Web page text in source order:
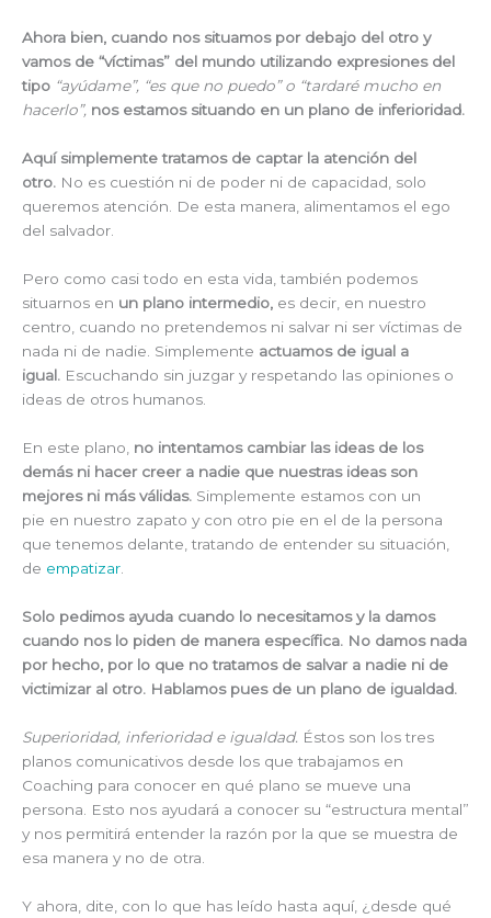
Ahora bien, cuando nos situamos por debajo del otro y
vamos de “víctimas” del mundo utilizando expresiones del
tipo “ayúdame”, “es que no puedo” o “tardaré mucho en
hacerlo”, nos estamos situando en un plano de inferioridad.
Aquí simplemente tratamos de captar la atención del
otro. No es cuestión ni de poder ni de capacidad, solo
queremos atención. De esta manera, alimentamos el ego
del salvador.
Pero como casi todo en esta vida, también podemos
situarnos en un plano intermedio, es decir, en nuestro
centro, cuando no pretendemos ni salvar ni ser víctimas de
nada ni de nadie. Simplemente actuamos de igual a
igual. Escuchando sin juzgar y respetando las opiniones o
ideas de otros humanos.
En este plano, no intentamos cambiar las ideas de los
demás ni hacer creer a nadie que nuestras ideas son
mejores ni más válidas. Simplemente estamos con un
pie en nuestro zapato y con otro pie en el de la persona
que tenemos delante, tratando de entender su situación,
de empatizar
Solo pedimos ayuda cuando lo necesitamos y la damos
cuando nos lo piden de manera específica. No damos nada
por hecho, por lo que no tratamos de salvar a nadie ni de
victimizar al otro. Hablamos pues de un plano de igualdad.
Superioridad, inferioridad e igualdad. Éstos son los tres
planos comunicativos desde los que trabajamos en
Coaching para conocer en qué plano se mueve una
persona. Esto nos ayudará a conocer su “estructura mental”
y nos permitirá entender la razón por la que se muestra de
esa manera y no de otra.
Y ahora, dite, con lo que has leído hasta aquí, ¿desde qué